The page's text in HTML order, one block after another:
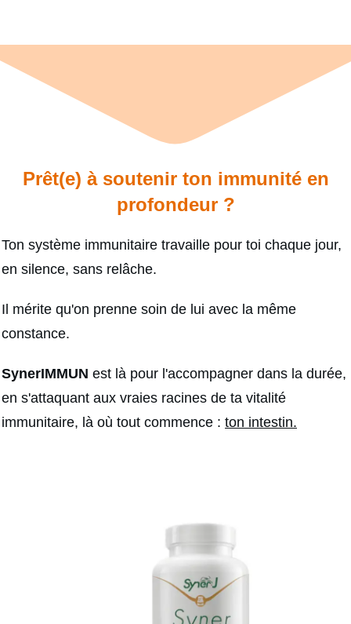
Prêt(e) à soutenir ton immunité en
profondeur ?
Ton système immunitaire travaille pour toi chaque jour,
en silence, sans relâche.
Il mérite qu'on prenne soin de lui avec la même
constance.
SynerIMMUN est là pour l'accompagner dans la durée,
en s'attaquant aux vraies racines de ta vitalité
immunitaire, là où tout commence : ton intestin.